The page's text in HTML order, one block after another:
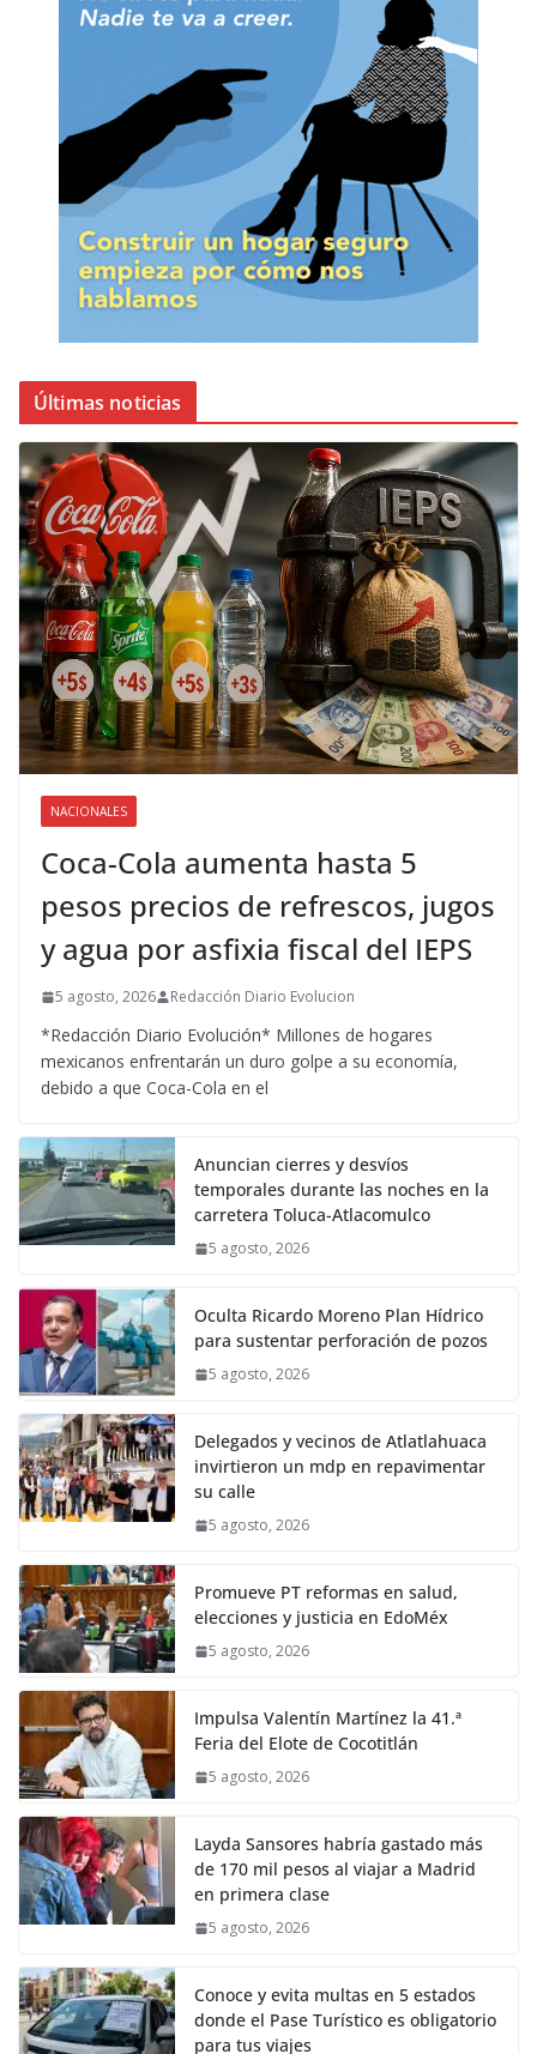
Últimas noticias
NACIONALES
Coca-Cola aumenta hasta 5
pesos precios de refrescos, jugos
y agua por asfixia fiscal del IEPS
5 agosto, 2026 Redacción Diario Evolucion
*Redacción Diario Evolución* Millones de hogares
mexicanos enfrentarán un duro golpe a su economía,
debido a que Coca-Cola en el
Anuncian cierres y desvíos
temporales durante las noches en la
carretera Toluca-Atlacomulco
5 agosto, 2026
Oculta Ricardo Moreno Plan Hídrico
para sustentar perforación de pozos
5 agosto, 2026
Delegados y vecinos de Atlatlahuaca
invirtieron un mdp en repavimentar
su calle
5 agosto, 2026
Promueve PT reformas en salud,
elecciones y justicia en EdoMéx
5 agosto, 2026
Impulsa Valentín Martínez la 41.ª
Feria del Elote de Cocotitlán
5 agosto, 2026
Layda Sansores habría gastado más
de 170 mil pesos al viajar a Madrid
en primera clase
5 agosto, 2026
Conoce y evita multas en 5 estados
donde el Pase Turístico es obligatorio
para tus viajes